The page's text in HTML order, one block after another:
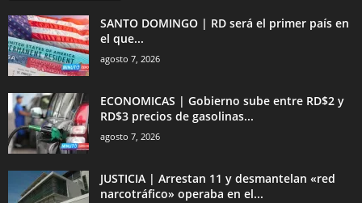
SANTO DOMINGO | RD será el primer país en
el que...
agosto 7, 2026
ECONOMICAS | Gobierno sube entre RD$2 y
RD$3 precios de gasolinas...
agosto 7, 2026
JUSTICIA | Arrestan 11 y desmantelan «red
narcotráfico» operaba en el...